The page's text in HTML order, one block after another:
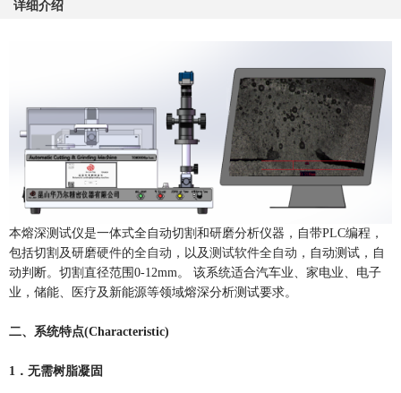
详细介绍
本熔深测试仪是一体式全自动切割和研磨分析仪器，自带PLC编程，
包括切割及研磨硬件的全自动 ，以及测试软件全自动 ，自动测试，自
动判断。切割直径范围0-12mm 。
该系统适合汽车业、家电业、电子
业，储能、医疗及新能源等领域熔深分析测试要求。
二、系统特点(Characteristic)
1 ．无需树脂凝固